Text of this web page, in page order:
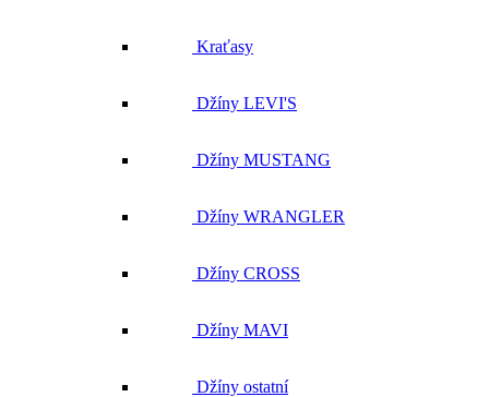
Kraťasy
Džíny LEVI'S
Džíny MUSTANG
Džíny WRANGLER
Džíny CROSS
Džíny MAVI
Džíny ostatní